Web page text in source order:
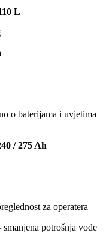
L
o baterijama i uvjetima
/ 275 Ah
za operatera
potrošnja vode